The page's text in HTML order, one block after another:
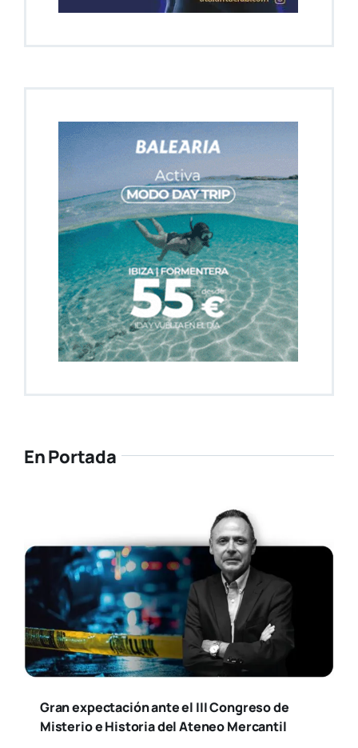
En Portada
Gran expectación ante el III Congreso de
Misterio e Historia del Ateneo Mercantil